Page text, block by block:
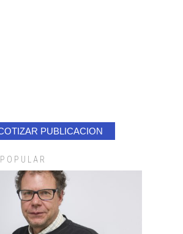
PUBLICACION